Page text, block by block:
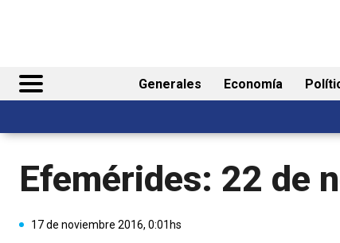
Generales Economía
Efemérides: 22 de
17 de noviembre 2016, 0:01hs